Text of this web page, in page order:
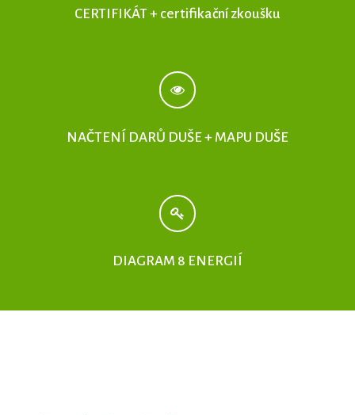
CERTIFIKÁT + certifikační zkoušku
NAČTENÍ DARŮ DUŠE + MAPU DUŠE
DIAGRAM 8 ENERGIÍ